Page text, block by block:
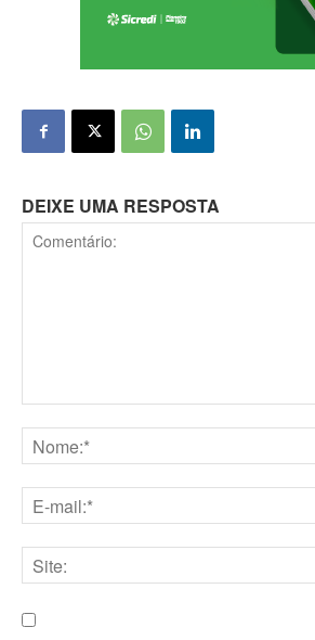
DEIXE UMA RESPOSTA
mail:*